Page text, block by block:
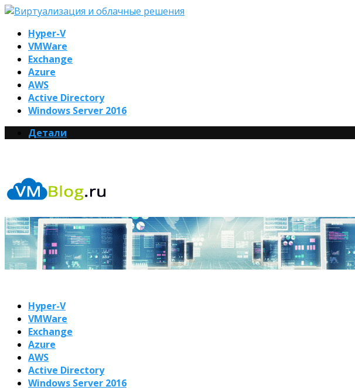
Hyper-V
VMWare
Exchange
Azure
AWS
Active Directory
Windows Server 2016
Детали
Hyper-V
VMWare
Exchange
Azure
AWS
Active Directory
Windows Server 2016